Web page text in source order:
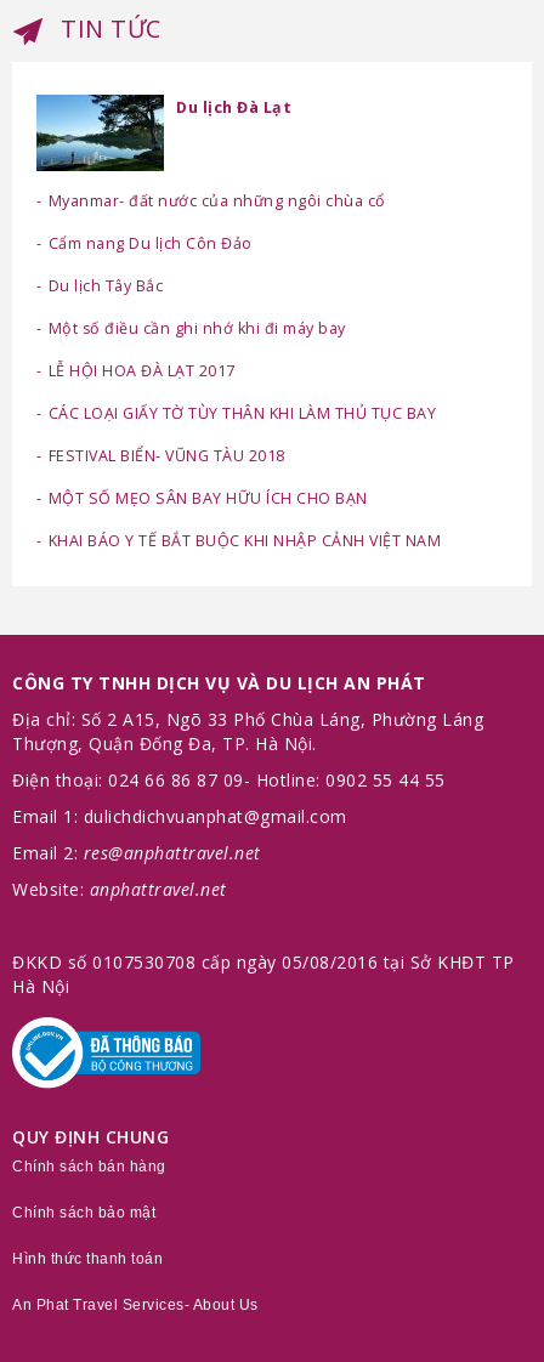
TIN TỨC
Du lịch Đà Lạt
Myanmar- đất nước của những ngôi chùa cổ
Cẩm nang Du lịch Côn Đảo
Du lịch Tây Bắc
Một số điều cần ghi nhớ khi đi máy bay
LỄ HỘI HOA ĐÀ LẠT 2017
CÁC LOẠI GIẤY TỜ TÙY THÂN KHI LÀM THỦ TỤC BAY
FESTIVAL BIỂN- VŨNG TÀU 2018
MỘT SỐ MẸO SÂN BAY HỮU ÍCH CHO BẠN
KHAI BÁO Y TẾ BẮT BUỘC KHI NHẬP CẢNH VIỆT NAM
CÔNG TY TNHH DỊCH VỤ VÀ DU LỊCH AN PHÁT
Địa chỉ: Số 2 A15, Ngõ 33 Phố Chùa Láng, Phường Láng
Thượng, Quận Đống Đa, TP. Hà Nội.
Điện thoại: 024 66 86 87 09- Hotline: 0902 55 44 55
Email 1: dulichdichvuanphat@gmail.com
Email 2: res@anphattravel.net
Website: anphattravel.net
ĐKKD số 0107530708 cấp ngày 05/08/2016 tại Sở KHĐT TP
Hà Nội
QUY ĐỊNH CHUNG
Chính sách bán hàng
Chính sách bảo mật
Hình thức thanh toán
An Phat Travel Services- About Us